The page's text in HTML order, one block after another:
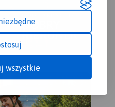
wszystkie